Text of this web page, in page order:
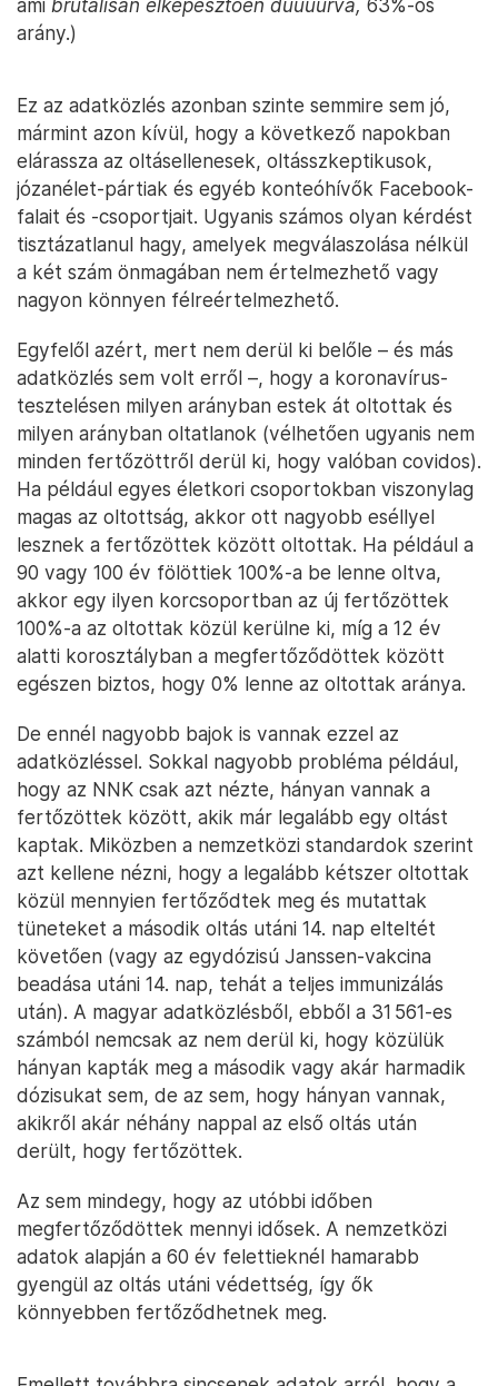
ami brutálisan elképesztően duuuurva, 63%-os
arány.)
Ez az adatközlés azonban szinte semmire sem jó,
mármint azon kívül, hogy a következő napokban
elárassza az oltásellenesek, oltásszkeptikusok,
józanélet-pártiak és egyéb konteóhívők Facebook-
falait és -csoportjait. Ugyanis számos olyan kérdést
tisztázatlanul hagy, amelyek megválaszolása nélkül
a két szám önmagában nem értelmezhető vagy
nagyon könnyen félreértelmezhető.
Egyfelől azért, mert nem derül ki belőle – és más
adatközlés sem volt erről –, hogy a koronavírus-
tesztelésen milyen arányban estek át oltottak és
milyen arányban oltatlanok (vélhetően ugyanis nem
minden fertőzöttről derül ki, hogy valóban covidos).
Ha például egyes életkori csoportokban viszonylag
magas az oltottság, akkor ott nagyobb eséllyel
lesznek a fertőzöttek között oltottak. Ha például a
90 vagy 100 év fölöttiek 100%-a be lenne oltva,
akkor egy ilyen korcsoportban az új fertőzöttek
100%-a az oltottak közül kerülne ki, míg a 12 év
alatti korosztályban a megfertőződöttek között
egészen biztos, hogy 0% lenne az oltottak aránya.
De ennél nagyobb bajok is vannak ezzel az
adatközléssel. Sokkal nagyobb probléma például,
hogy az NNK csak azt nézte, hányan vannak a
fertőzöttek között, akik már legalább egy oltást
kaptak. Miközben a nemzetközi standardok szerint
azt kellene nézni, hogy a legalább kétszer oltottak
közül mennyien fertőződtek meg és mutattak
tüneteket a második oltás utáni 14. nap elteltét
követően (vagy az egydózisú Janssen-vakcina
beadása utáni 14. nap, tehát a teljes immunizálás
után). A magyar adatközlésből, ebből a 31 561-es
számból nemcsak az nem derül ki, hogy közülük
hányan kapták meg a második vagy akár harmadik
dózisukat sem, de az sem, hogy hányan vannak,
akikről akár néhány nappal az első oltás után
derült, hogy fertőzöttek.
Az sem mindegy, hogy az utóbbi időben
megfertőződöttek mennyi idősek. A nemzetközi
adatok alapján a 60 év felettieknél hamarabb
gyengül az oltás utáni védettség, így ők
könnyebben fertőződhetnek meg.